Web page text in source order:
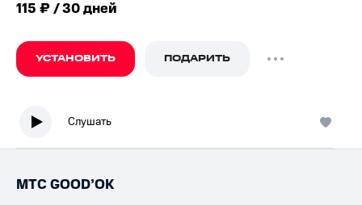
115 ₽ / 30 дней
УСТАНОВИТЬ ПОДАРИТЬ
Слушать
МТС GOOD’OK